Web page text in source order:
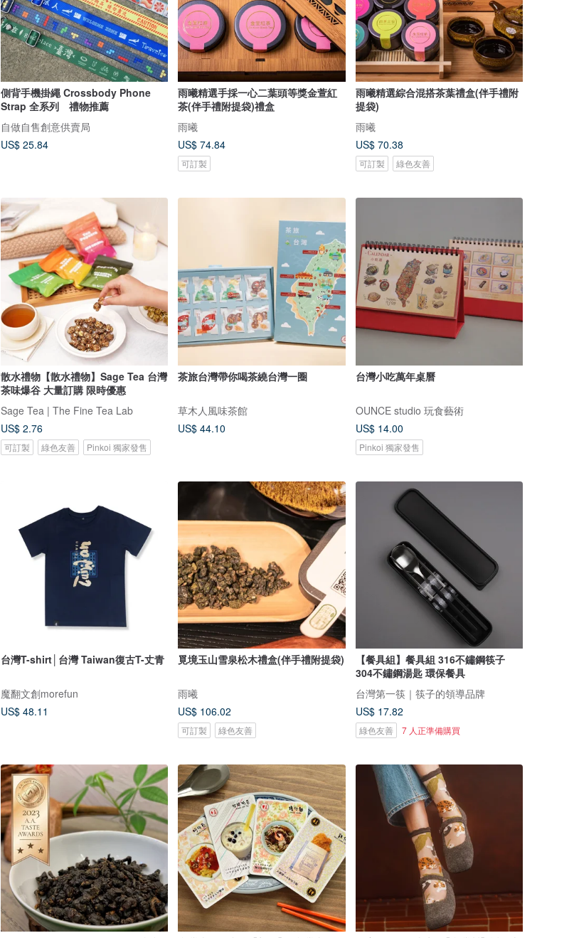
側背手機掛繩 Crossbody Phone
Strap 全系列 禮物推薦
自做自售創意供賣局
US$ 25.84
雨曦精選手採一心二葉頭等獎金萱紅
茶(伴手禮附提袋)禮盒
雨曦
US$ 74.84
可訂製
雨曦精選綜合混搭茶葉禮盒(伴手禮附
提袋)
雨曦
US$ 70.38
可訂製 綠色友善
散水禮物【散水禮物】Sage Tea 台灣
茶味爆谷 大量訂購 限時優惠
Sage Tea | The Fine Tea Lab
US$ 2.76
可訂製 綠色友善 Pinkoi 獨家發售
茶旅台灣帶你喝茶繞台灣一圈
草木人風味茶館
US$ 44.10
台灣小吃萬年桌曆
OUNCE studio 玩食藝術
US$ 14.00
Pinkoi 獨家發售
台灣T-shirt│台灣 Taiwan復古T-丈青
魔翻文創morefun
US$ 48.11
覓境玉山雪泉松木禮盒(伴手禮附提袋)
雨曦
US$ 106.02
可訂製 綠色友善
【餐具組】餐具組 316不鏽鋼筷子
304不鏽鋼湯匙 環保餐具
台灣第一筷｜筷子的領導品牌
US$ 17.82
綠色友善 7 人正準備購買